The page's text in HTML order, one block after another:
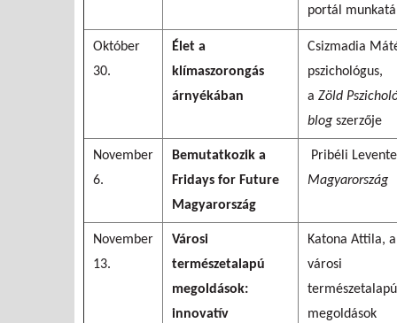
portál
Október
30.
Élet a
klímaszorongás
árnyékában
Csizmadia
pszichológus,
a Zöld
blog szerzője
November
6.
Bemutatkozik a
Fridays for Future
Magyarország
Pribéli
Magyarország
November
13.
Városi
természetalapú
megoldások:
innovatív
Katona Attila, a
városi
természetalapú
megoldások